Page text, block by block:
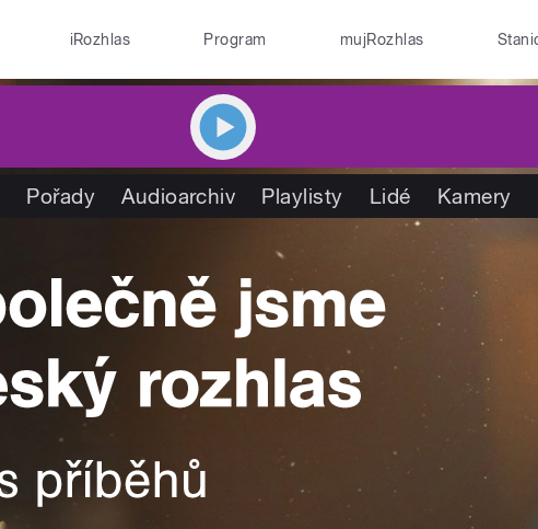
iRozhlas Program mujRozhlas
Pořady Audioarchiv Playlisty Lidé Kamery